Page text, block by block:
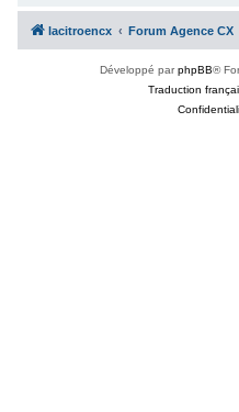
lacitroencx Forum Agence CX
Développé parphpBB®
Traduction